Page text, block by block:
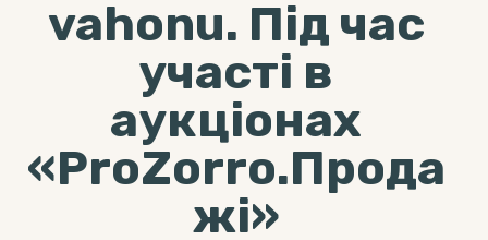
vahonu. Під час
участі в
аукціонах
«ProZorro.Прода
жі»